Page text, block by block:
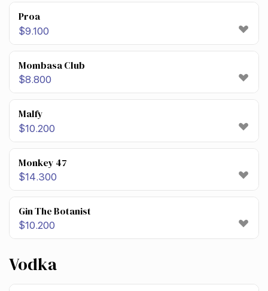
Proa
$9.100
Mombasa Club
$8.800
Malfy
$10.200
Monkey 47
$14.300
Gin The Botanist
$10.200
Vodka